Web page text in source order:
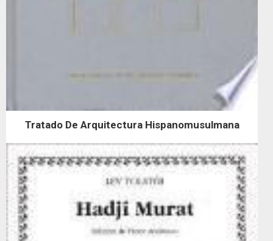
Tratado De Arquitectura Hispanomusulmana